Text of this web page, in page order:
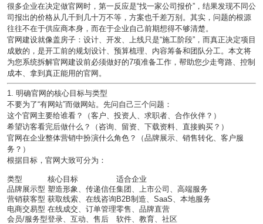
很多企业在决定做官网时，第一反应是“找一家公司报价”，结果发现不同公
司报出的价格从几千到几十万不等，方案也千差万别。其实，问题的根源
往往不在于供应商本身，而在于企业自己前期想得不够清楚。
官网建设就像盖房子：设计、开发、上线只是“施工阶段”，而真正决定项目
成败的，是开工前的规划设计、预算梳理、内容筹备和团队分工。本文将
为您系统拆解官网建设前必须做好的7项准备工作，帮助您少走弯路、控制
成本、拿到真正能用的官网。
1. 明确官网的核心目标与类型
不要为了“有网站”而做网站。先问自己三个问题：
这个官网主要给谁看？（客户、投资人、求职者、合作伙伴？）
希望访客看完后做什么？（咨询、留资、下载资料、直接购买？）
官网在企业整体营销中扮演什么角色？（品牌展示、销售转化、客户服
务？）
根据目标，官网大致可分为：
类型 核心目标
适合企业
品牌展示型 塑造形象、传递信任集团、上市公司、高端服务
营销获客型 获取线索、在线咨询 B2B制造、SaaS、本地服务
电商交易型 在线成交、订单管理零售、品牌直营
会员/服务型登录、互动、售后
软件、教育、社区